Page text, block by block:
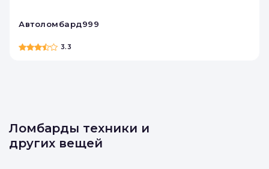
Автоломбард999
3.3
Ломбарды техники и
других вещей